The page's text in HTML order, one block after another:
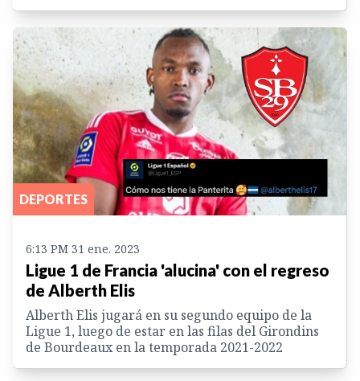
DEPORTES
6:13 PM 31 ene. 2023
Ligue 1 de Francia 'alucina' con el regreso
de Alberth Elis
Alberth Elis jugará en su segundo equipo de la
Ligue 1, luego de estar en las filas del Girondins
de Bourdeaux en la temporada 2021-2022